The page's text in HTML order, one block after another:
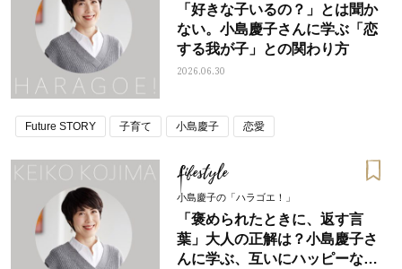
「好きな子いるの？」とは聞か
ない。小島慶子さんに学ぶ「恋
する我が子」との関わり方
2026.06.30
Future STORY 子育て 小島慶子 恋愛
Lifestyle
小島慶子の「ハラゴエ！」
「褒められたときに、返す言
葉」大人の正解は？小島慶子さ
んに学ぶ、互いにハッピーな応